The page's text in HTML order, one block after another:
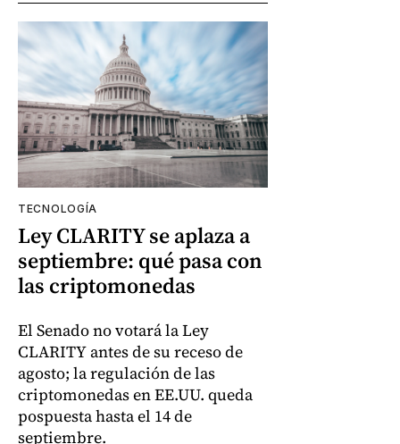
TECNOLOGÍA
Ley CLARITY se aplaza a
septiembre: qué pasa con
las criptomonedas
El Senado no votará la Ley
CLARITY antes de su receso de
agosto; la regulación de las
criptomonedas en EE.UU. queda
pospuesta hasta el 14 de
septiembre.